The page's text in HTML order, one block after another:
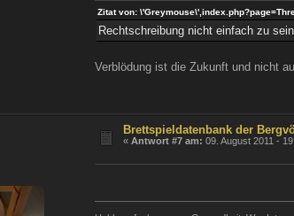
Zitat von:
Rechtschreibung nicht einfach zu
Verblödung ist die Zukunft und nicht
Brettspieldatenbank der
«Antwort #7 am: 09. August 2011 -